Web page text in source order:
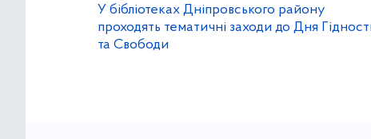
У бібліотеках Дніпровського району
проходять тематичні заходи до Дня Гідності
та Свободи